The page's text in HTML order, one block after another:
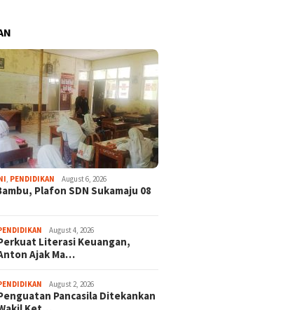
PENDIDIKAN August 6, 2026
Plafon SDN Sukamaju 08
August 4, 2026
Literasi Keuangan,
Ajak Ma…
August 2, 2026
Pancasila Ditekankan